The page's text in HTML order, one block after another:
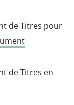
de Titres pour
de Titres en